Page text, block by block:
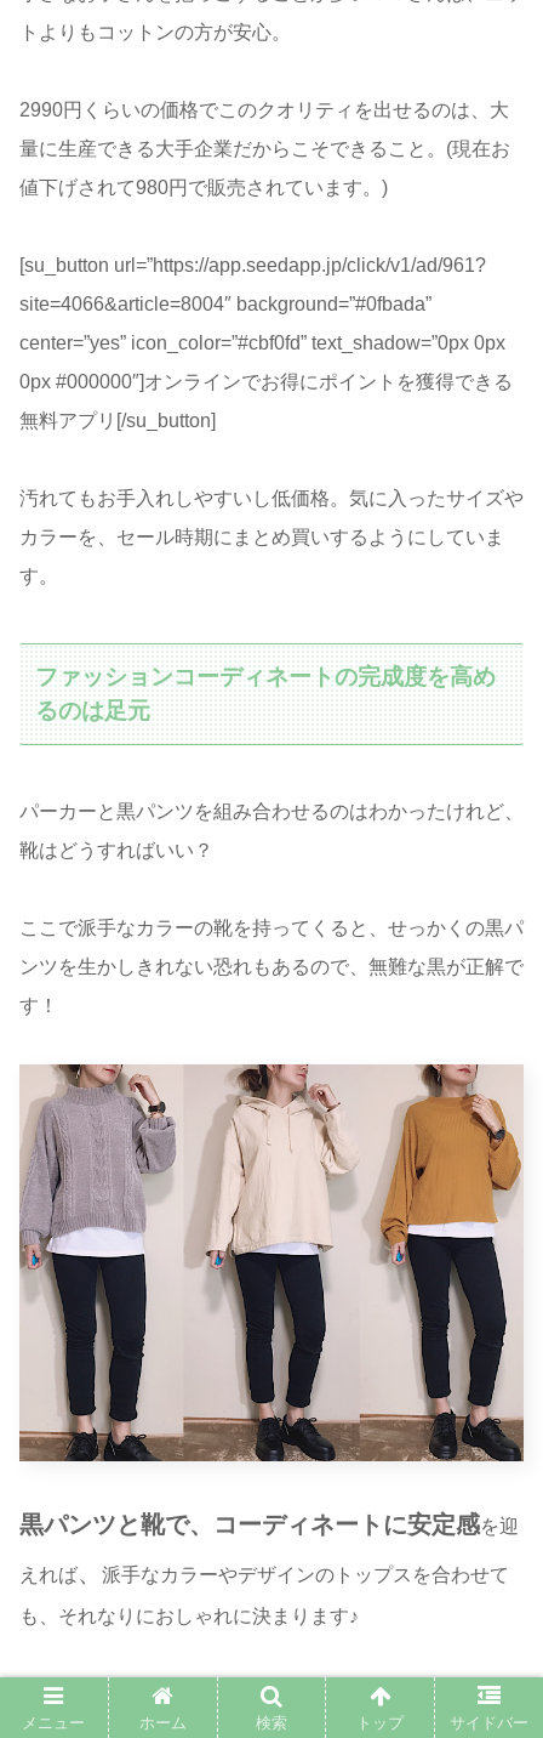
トよりもコットンの方が安心。
2990円くらいの価格でこのクオリティを出せるのは、大
量に生産できる大手企業だからこそできること。(現在お
値下げされて980円で販売されています。)
[su_button url=”https://app.seedapp.jp/click/v1/ad/961?
site=4066&article=8004″ background=”#0fbada”
center=”yes” icon_color=”#cbf0fd” text_shadow=”0px 0px
0px #000000″]オンラインでお得にポイントを獲得できる
無料アプリ[/su_button]
汚れてもお手入れしやすいし低価格。気に入ったサイズや
カラーを、セール時期にまとめ買いするようにしていま
す。
ファッションコーディネートの完成度を高め
るのは足元
パーカーと黒パンツを組み合わせるのはわかったけれど、
靴はどうすればいい？
ここで派手なカラーの靴を持ってくると、せっかくの黒パ
ンツを生かしきれない恐れもあるので、無難な黒が正解で
す！
黒パンツと靴で、コーディネートに安定感を迎
えれば、
派手なカラーやデザインのトップスを合わせて
も、それなりにおしゃれに決まります♪
また身体の先端は視線が集まる大事なパーツ。
パンツの裾
がもたつくと途端にダサくなりがちです。
メニュー ホーム 検索 トップ サイドバー